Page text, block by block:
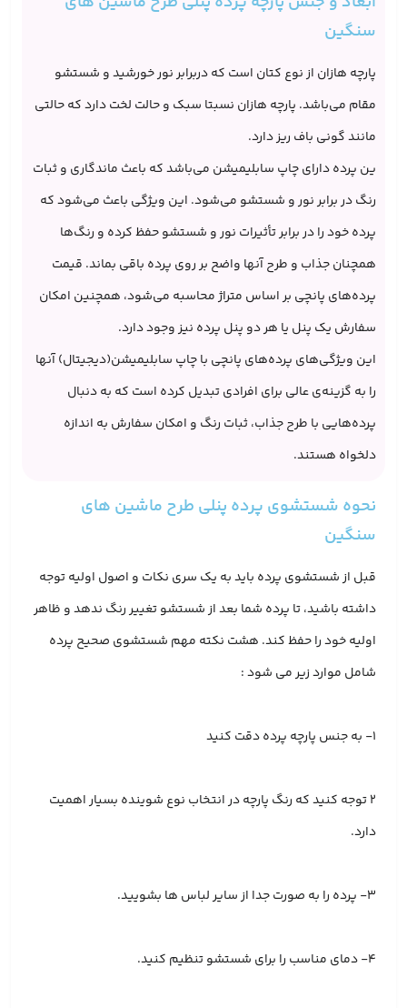
سنگین
پارچه هازان از نوع کتان است که دربرابر نور خورشید و شستشو
مقام می‌باشد. پارچه هازان نسبتا سبک و حالت لخت دارد که حالتی
مانند گونی باف ریز دارد.
ین پرده دارای چاپ سابلیمیشن می‌باشد که باعث ماندگاری و ثبات
رنگ در برابر نور و شستشو می‌شود. این ویژگی باعث می‌شود که
پرده خود را در برابر تأثیرات نور و شستشو حفظ کرده و رنگ‌ها
همچنان جذاب و طرح آنها واضح بر روی پرده باقی بماند. قیمت
پرده‌های پانچی بر اساس متراژ محاسبه می‌شود، همچنین امکان
سفارش یک پنل یا هر دو پنل پرده نیز وجود دارد.
این ویژگی‌های پرده‌های پانچی با چاپ سابلیمیشن(دیجیتال) آنها
را به گزینه‌ی عالی برای افرادی ‌تبدیل کرده است که به دنبال
پرده‌هایی با طرح جذاب، ثبات رنگ و امکان سفارش به اندازه
دلخواه هستند.
نحوه شستشوی پرده پنلی طرح ماشین های
سنگین
قبل از شستشوی پرده باید به یک سری نکات و اصول اولیه توجه
داشته باشید، تا پرده شما بعد از شستشو تغییر رنگ ندهد و ظاهر
اولیه خود را حفظ کند. هشت نکته مهم شستشوی صحیح پرده
شامل موارد زیر می شود :
۱- به جنس پارچه پرده دقت کنید
۲ توجه کنید که رنگ پارچه در انتخاب نوع شوینده بسیار اهمیت
دارد.
۳- پرده را به صورت جدا از سایر لباس ها بشویید.
۴- دمای مناسب را برای شستشو تنظیم کنید.